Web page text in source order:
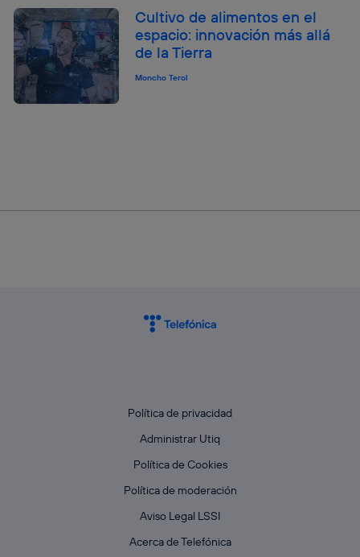
Cultivo de alimentos en el
espacio: innovación más allá
de la Tierra
Moncho Terol
Política de privacidad
Administrar Utiq
Política de Cookies
Política de moderación
Aviso Legal LSSI
Acerca de Telefónica